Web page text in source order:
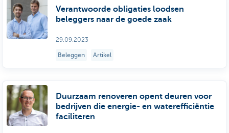
Verantwoorde obligaties loodsen
beleggers naar de goede zaak
29.09.2023
Beleggen Artikel
Duurzaam renoveren opent deuren voor
bedrijven die energie- en waterefficiëntie
faciliteren